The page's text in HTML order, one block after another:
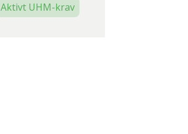
Aktivt UHM-krav